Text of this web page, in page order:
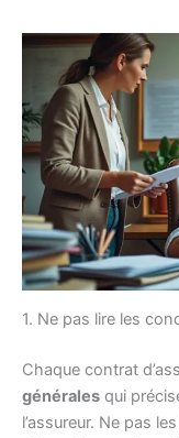
1. Ne pas lire les
Chaque contrat
générales qui
l’assureur. Ne pas